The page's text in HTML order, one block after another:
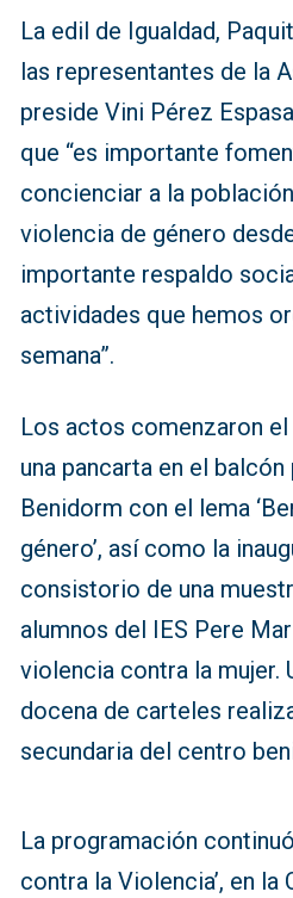
La edil de Igualdad,
las representantes de la
preside Vini Pérez
que “es importante
concienciar a la
violencia de género
importante respaldo
actividades que hemos
semana”.
Los actos comenzaron
una pancarta en el
Benidorm con el lema
género’, así como la
consistorio de una
alumnos del IES Pere
violencia contra la mujer.
docena de carteles
secundaria del centro
La programación
contra la Violencia’, en